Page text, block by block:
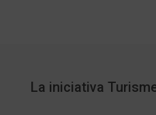
La iniciativa